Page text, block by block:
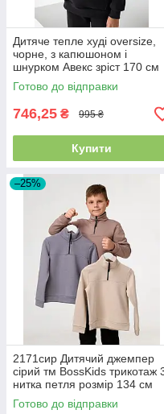
Дитяче тепле худі oversize,
чорне, з капюшоном і
шнурком Авекс зріст 170 см
Готово до відправки
746,25 ₴ 995 ₴
Купити
–25%
2171сир Дитячий джемпер
сірий тм BossKids трикотаж
нитка петля розмір 134 см
Готово до відправки